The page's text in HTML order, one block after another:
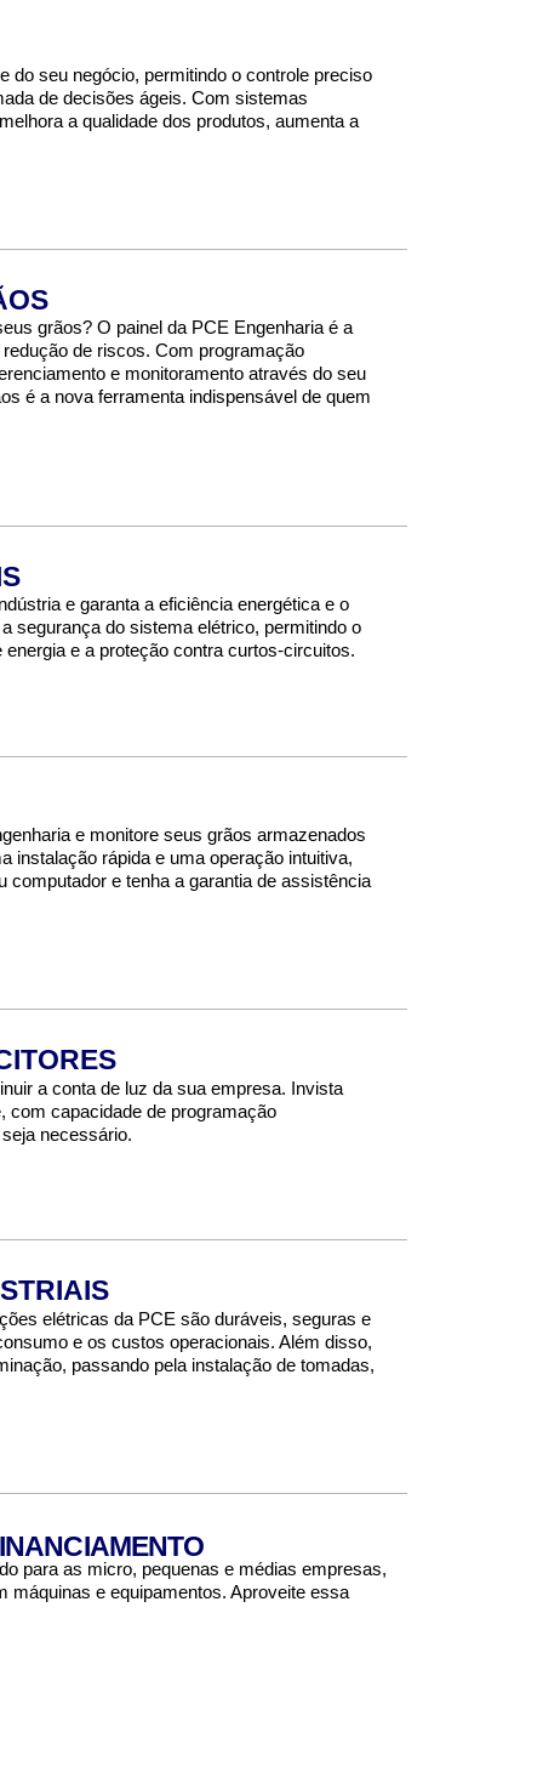
do seu negócio, permitindo o controle preciso
de decisões ágeis. Com sistemas
a qualidade dos produtos, aumenta a
grãos? O painel da PCE Engenharia é a
de riscos. Com programação
e monitoramento através do seu
é a nova ferramenta indispensável de quem
e garanta a eficiência energética e o
segurança do sistema elétrico, permitindo o
e a proteção contra curtos-circuitos.
e monitore seus grãos armazenados
instalação rápida e uma operação intuitiva,
e tenha a garantia de assistência
a conta de luz da sua empresa. Invista
com capacidade de programação
necessário.
elétricas da PCE são duráveis, seguras e
e os custos operacionais. Além disso,
passando pela instalação de tomadas,
para as micro, pequenas e médias empresas,
máquinas e equipamentos. Aproveite essa